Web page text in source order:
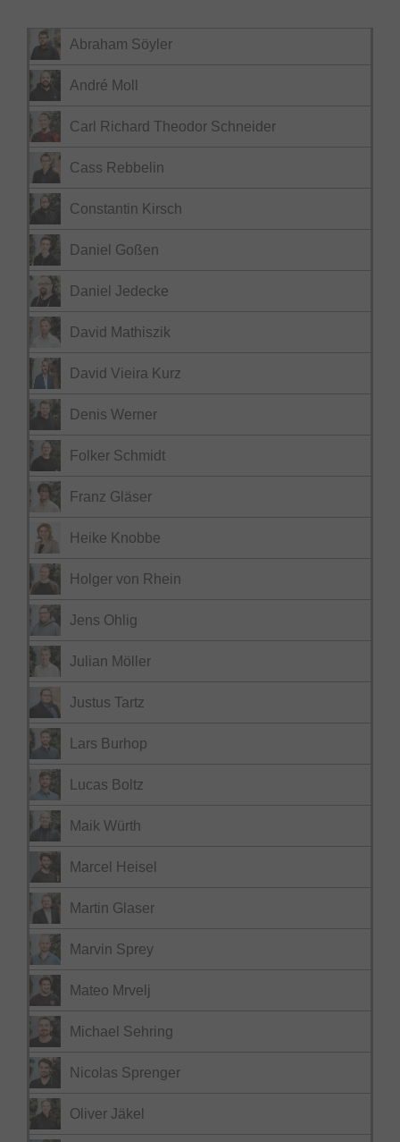
Abraham Söyler
André Moll
Carl Richard Theodor Schneider
Cass Rebbelin
Constantin Kirsch
Daniel Goßen
Daniel Jedecke
David Mathiszik
David Vieira Kurz
Denis Werner
Folker Schmidt
Franz Gläser
Heike Knobbe
Holger von Rhein
Jens Ohlig
Julian Möller
Justus Tartz
Lars Burhop
Lucas Boltz
Maik Würth
Marcel Heisel
Martin Glaser
Marvin Sprey
Mateo Mrvelj
Michael Sehring
Nicolas Sprenger
Oliver Jäkel